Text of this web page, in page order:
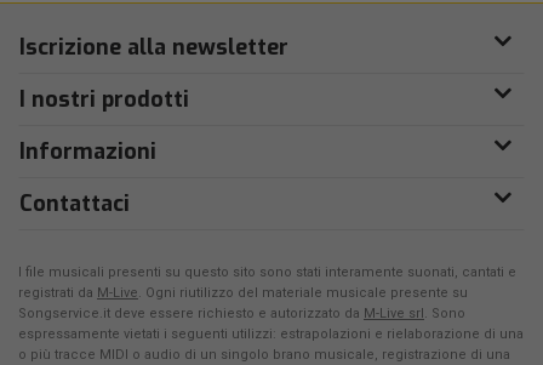
Iscrizione alla newsletter
I nostri prodotti
Informazioni
Contattaci
I file musicali presenti su questo sito sono stati interamente suonati, cantati e
registrati da M-Live. Ogni riutilizzo del materiale musicale presente su
Songservice.it deve essere richiesto e autorizzato da M-Live srl. Sono
espressamente vietati i seguenti utilizzi: estrapolazioni e rielaborazione di una
o più tracce MIDI o audio di un singolo brano musicale, registrazione di una